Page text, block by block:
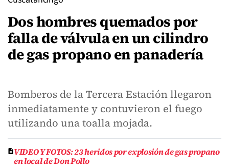
Dos hombres quemados por
falla de válvula en un cilindro
de gas propano en panadería
Bomberos de la Tercera Estación llegaron
inmediatamente y contuvieron el fuego
utilizando una toalla mojada.
VIDEO Y FOTOS: 23 heridos por explosión de gas propano
en local de Don Pollo